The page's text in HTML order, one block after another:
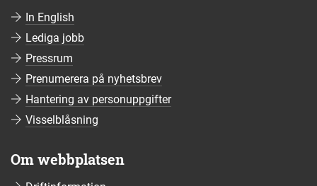
In English
Lediga jobb
Pressrum
Prenumerera på nyhetsbrev
Hantering av personuppgifter
Visselblåsning
Om webbplatsen